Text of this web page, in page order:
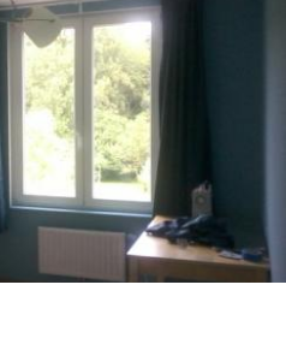
en 2026-2027; une reprise
Rue du RUCHAUX, n°11 ;
situés dans une maison familiale
de la maison familiale) Ⓐ
2 × 1 chambre simple pour...